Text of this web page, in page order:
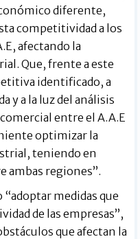
diferente,
competitividad a los
afectando la
Que, frente a este
identificado, a
y a la luz del análisis
entre el A.A.E
optimizar la
teniendo en
ambas regiones”.
medidas que
de las empresas”,
que afectan la